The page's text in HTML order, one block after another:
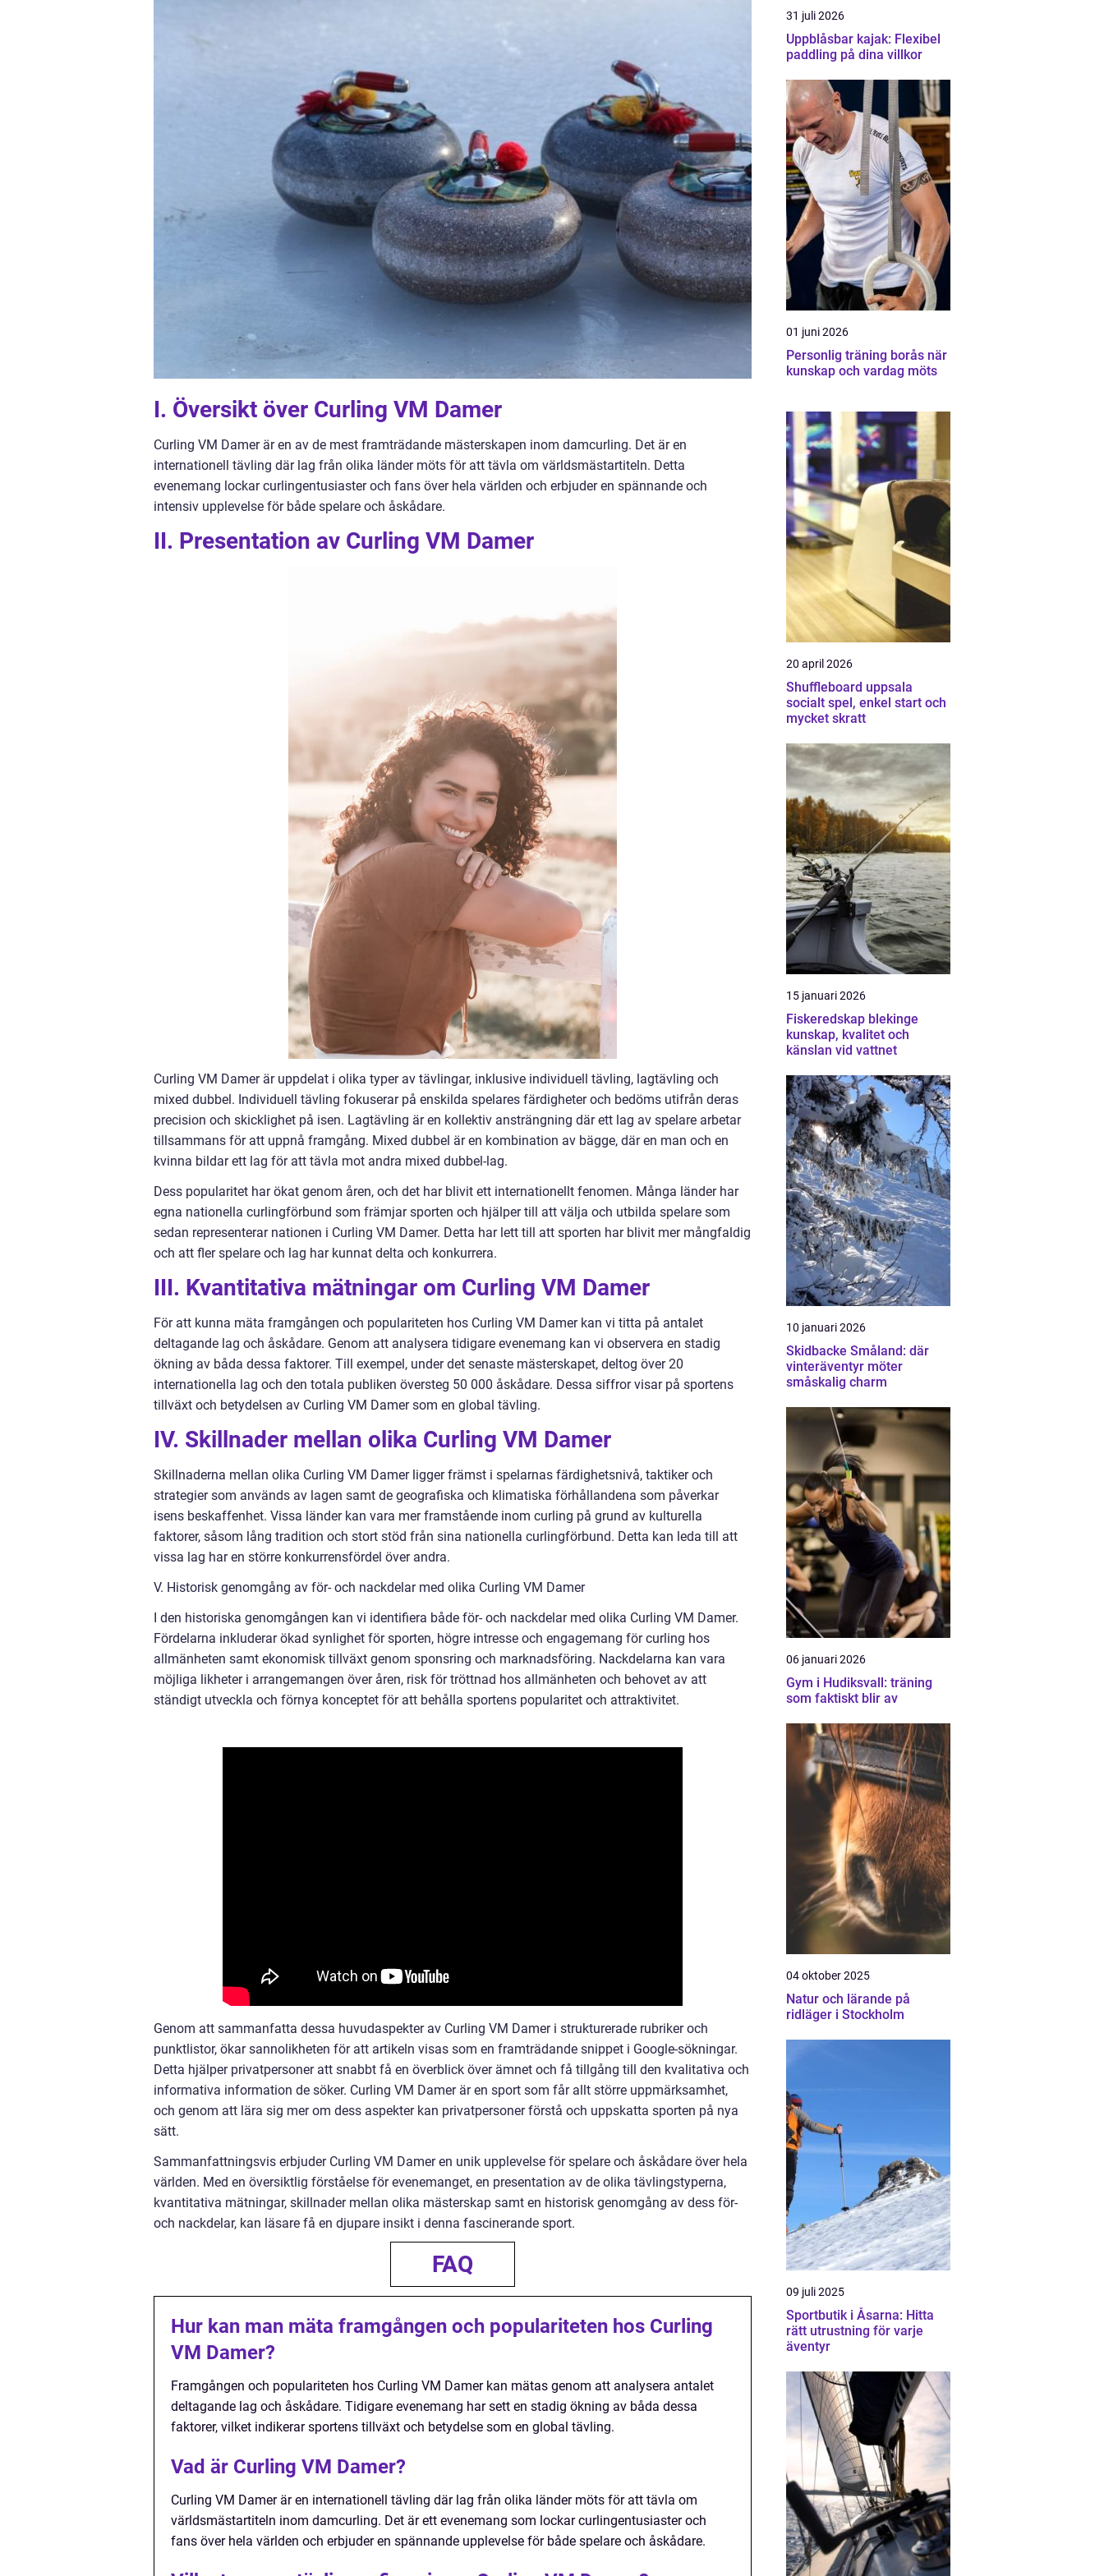
I. Översikt över Curling VM Damer
Curling VM Damer är en av de mest framträdande mästerskapen inom damcurling. Det är en
internationell tävling där lag från olika länder möts för att tävla om världsmästartiteln. Detta
evenemang lockar curlingentusiaster och fans över hela världen och erbjuder en spännande och
intensiv upplevelse för både spelare och åskådare.
II. Presentation av Curling VM Damer
Curling VM Damer är uppdelat i olika typer av tävlingar, inklusive individuell tävling, lagtävling och
mixed dubbel. Individuell tävling fokuserar på enskilda spelares färdigheter och bedöms utifrån deras
precision och skicklighet på isen. Lagtävling är en kollektiv ansträngning där ett lag av spelare arbetar
tillsammans för att uppnå framgång. Mixed dubbel är en kombination av bägge, där en man och en
kvinna bildar ett lag för att tävla mot andra mixed dubbel-lag.
Dess popularitet har ökat genom åren, och det har blivit ett internationellt fenomen. Många länder har
egna nationella curlingförbund som främjar sporten och hjälper till att välja och utbilda spelare som
sedan representerar nationen i Curling VM Damer. Detta har lett till att sporten har blivit mer mångfaldig
och att fler spelare och lag har kunnat delta och konkurrera.
III. Kvantitativa mätningar om Curling VM Damer
För att kunna mäta framgången och populariteten hos Curling VM Damer kan vi titta på antalet
deltagande lag och åskådare. Genom att analysera tidigare evenemang kan vi observera en stadig
ökning av båda dessa faktorer. Till exempel, under det senaste mästerskapet, deltog över 20
internationella lag och den totala publiken översteg 50 000 åskådare. Dessa siffror visar på sportens
tillväxt och betydelsen av Curling VM Damer som en global tävling.
IV. Skillnader mellan olika Curling VM Damer
Skillnaderna mellan olika Curling VM Damer ligger främst i spelarnas färdighetsnivå, taktiker och
strategier som används av lagen samt de geografiska och klimatiska förhållandena som påverkar
isens beskaffenhet. Vissa länder kan vara mer framstående inom curling på grund av kulturella
faktorer, såsom lång tradition och stort stöd från sina nationella curlingförbund. Detta kan leda till att
vissa lag har en större konkurrensfördel över andra.
V. Historisk genomgång av för- och nackdelar med olika Curling VM Damer
I den historiska genomgången kan vi identifiera både för- och nackdelar med olika Curling VM Damer.
Fördelarna inkluderar ökad synlighet för sporten, högre intresse och engagemang för curling hos
allmänheten samt ekonomisk tillväxt genom sponsring och marknadsföring. Nackdelarna kan vara
möjliga likheter i arrangemangen över åren, risk för tröttnad hos allmänheten och behovet av att
ständigt utveckla och förnya konceptet för att behålla sportens popularitet och attraktivitet.
Genom att sammanfatta dessa huvudaspekter av Curling VM Damer i strukturerade rubriker och
punktlistor, ökar sannolikheten för att artikeln visas som en framträdande snippet i Google-sökningar.
Detta hjälper privatpersoner att snabbt få en överblick över ämnet och få tillgång till den kvalitativa och
informativa information de söker. Curling VM Damer är en sport som får allt större uppmärksamhet,
och genom att lära sig mer om dess aspekter kan privatpersoner förstå och uppskatta sporten på nya
sätt.
Sammanfattningsvis erbjuder Curling VM Damer en unik upplevelse för spelare och åskådare över hela
världen. Med en översiktlig förståelse för evenemanget, en presentation av de olika tävlingstyperna,
kvantitativa mätningar, skillnader mellan olika mästerskap samt en historisk genomgång av dess för-
och nackdelar, kan läsare få en djupare insikt i denna fascinerande sport.
FAQ
Hur kan man mäta framgången och populariteten hos Curling
VM Damer?
Framgången och populariteten hos Curling VM Damer kan mätas genom att analysera antalet
deltagande lag och åskådare. Tidigare evenemang har sett en stadig ökning av båda dessa
faktorer, vilket indikerar sportens tillväxt och betydelse som en global tävling.
Vad är Curling VM Damer?
Curling VM Damer är en internationell tävling där lag från olika länder möts för att tävla om
världsmästartiteln inom damcurling. Det är ett evenemang som lockar curlingentusiaster och
fans över hela världen och erbjuder en spännande upplevelse för både spelare och åskådare.
31 juli 2026
Uppblåsbar kajak: Flexibel
paddling på dina villkor
01 juni 2026
Personlig träning borås när
kunskap och vardag möts
20 april 2026
Shuffleboard uppsala
socialt spel, enkel start och
mycket skratt
15 januari 2026
Fiskeredskap blekinge
kunskap, kvalitet och
känslan vid vattnet
10 januari 2026
Skidbacke Småland: där
vinteräventyr möter
småskalig charm
06 januari 2026
Gym i Hudiksvall: träning
som faktiskt blir av
04 oktober 2025
Natur och lärande på
ridläger i Stockholm
09 juli 2025
Sportbutik i Åsarna: Hitta
rätt utrustning för varje
äventyr